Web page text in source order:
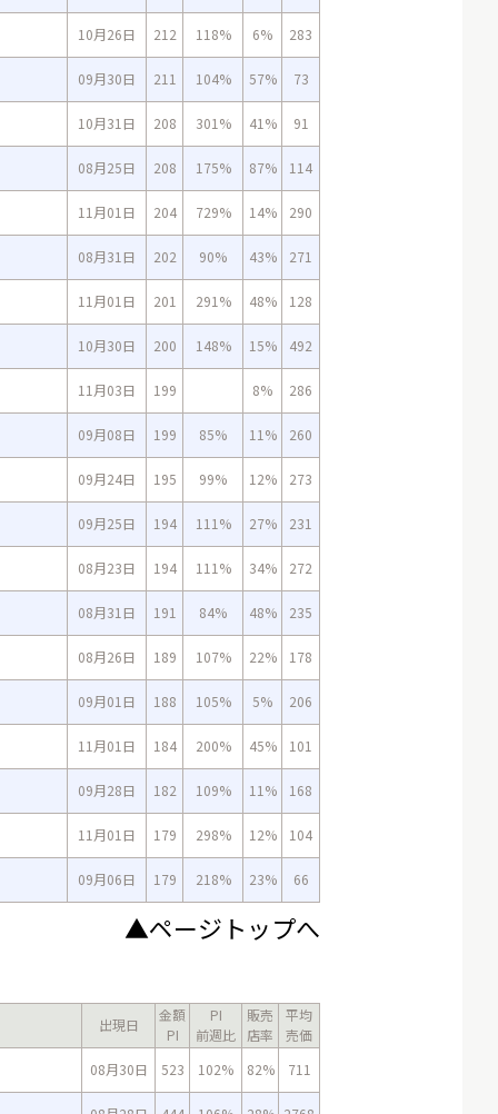
10月26日 212 118% 6% 283
09月30日 211 104% 57% 73
10月31日 208 301% 41% 91
08月25日 208 175% 87% 114
11月01日 204 729% 14% 290
08月31日 202 90% 43% 271
11月01日 201 291% 48% 128
10月30日 200 148% 15% 492
11月03日 199 8% 286
09月08日 199 85% 11% 260
09月24日 195 99% 12% 273
09月25日 194 111% 27% 231
08月23日 194 111% 34% 272
08月31日 191 84% 48% 235
08月26日 189 107% 22% 178
09月01日 188 105% 5% 206
11月01日 184 200% 45% 101
09月28日 182 109% 11% 168
11月01日 179 298% 12% 104
09月06日 179 218% 23% 66
▲ページトップへ
出現日
金額
PI
PI
前週比
販売
店率
平均
売価
08月30日
523 102% 82% 711